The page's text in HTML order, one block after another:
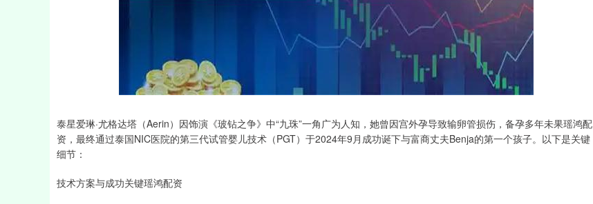
泰星爱琳·尤格达塔（Aerin）因饰演《玻钻之争》中“九珠”一角广为人知，她曾因宫外孕导致输卵管损伤，备孕多年未果瑶鸿配
资，最终通过泰国NIC医院的第三代试管婴儿技术（PGT）于2024年9月成功诞下与富商丈夫Benja的第一个孩子。以下是关键
细节：
技术方案与成功关键瑶鸿配资
上证指数 3900.35 深证成指 14110.12